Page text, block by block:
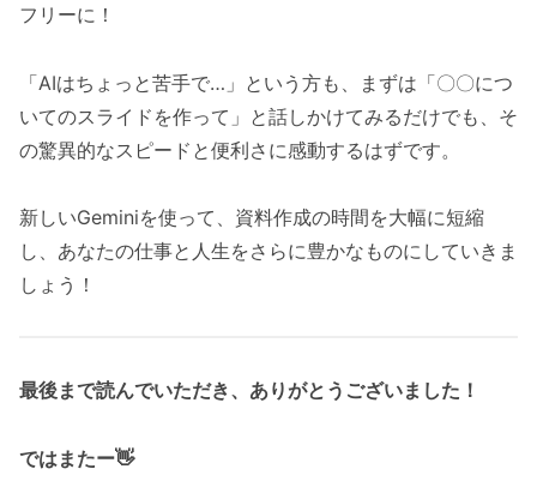
フリーに！
「AIはちょっと苦手で…」という方も、まずは「〇〇につ
いてのスライドを作って」と話しかけてみるだけでも、そ
の驚異的なスピードと便利さに感動するはずです。
新しいGeminiを使って、資料作成の時間を大幅に短縮
し、あなたの仕事と人生をさらに豊かなものにしていきま
しょう！
最後まで読んでいただき、ありがとうございました！
ではまたー👋